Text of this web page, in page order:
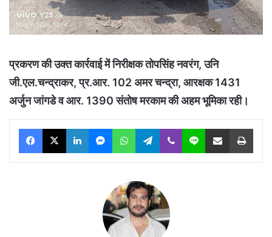
प्रकरण की उक्त कार्रवाई में निरीक्षक तोपसिंह नवरंग, उनि
जी.एल.चन्द्राकर, प्र.आर. 102 अमर चन्द्रा, आरक्षक 1431
अर्जुन जांगडे व आर. 1390 संतोष मरकाम की अहम भूमिका रही।
Facebook
X LinkedInMessengerWhatsAppTelegram
Viber Line Share via Email Print